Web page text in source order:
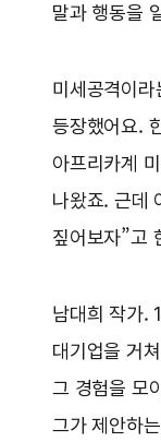
말과 행동을
미세공격이
등장했어요.
아프리카계
나왔죠. 근데
짚어보자”고
남대희 작가.
대기업을 거
그 경험을 모
그가 제안하